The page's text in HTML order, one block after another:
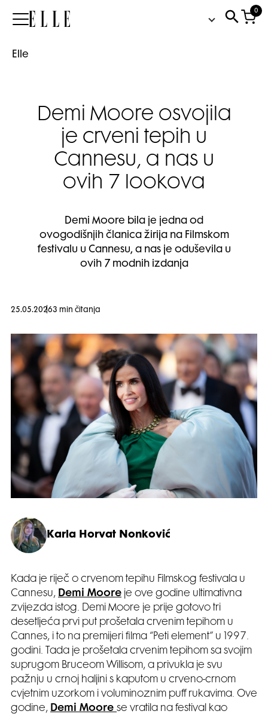
Elle
0
Elle
Demi Moore osvojila
je crveni tepih u
Cannesu, a nas u
ovih 7 lookova
Demi Moore bila je jedna od
ovogodišnjih članica žirija na Filmskom
festivalu u Cannesu, a nas je oduševila u
ovih 7 modnih izdanja
25.05.20263 min čitanja
Karla Horvat Nonković
Kada je riječ o crvenom tepihu Filmskog festivala u
Cannesu, Demi Moore je ove godine ultimativna
zvijezda istog. Demi Moore je prije gotovo tri
desetljeća prvi put prošetala crvenim tepihom u
Cannes, i to na premijeri filma “Peti element” u 1997.
godini. Tada je prošetala crvenim tepihom sa svojim
suprugom Bruceom Willisom, a privukla je svu
pažnju u crnoj haljini s kaputom u crveno-crnom
cvjetnim uzorkom i voluminoznim puff rukavima. Ove
godine, Demi Moore se vratila na festival kao